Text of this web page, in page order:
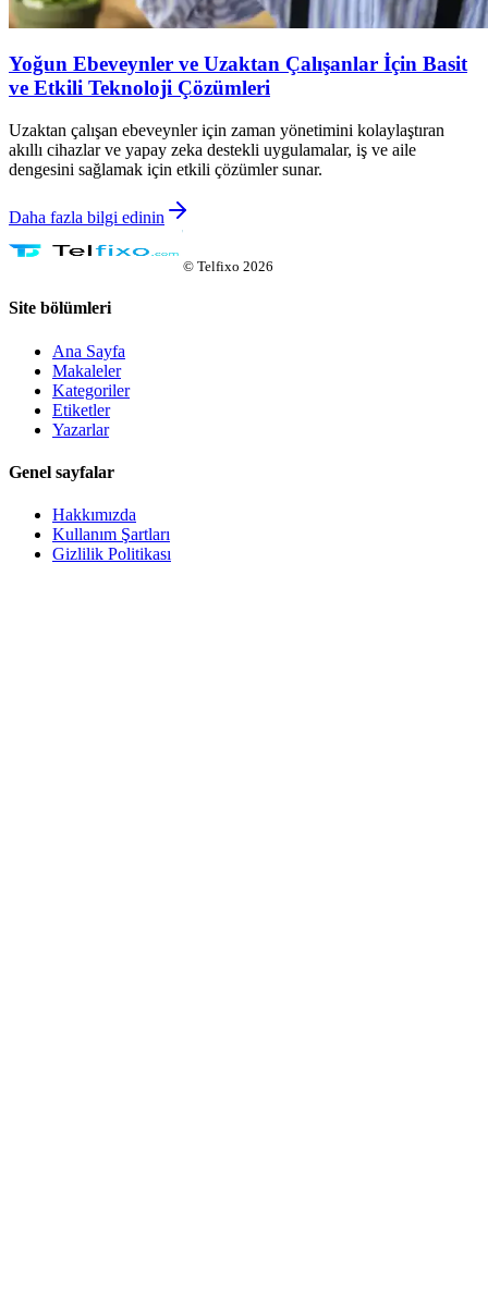
Yoğun Ebeveynler ve Uzaktan Çalışanlar İçin Basit
ve Etkili Teknoloji Çözümleri
Uzaktan çalışan ebeveynler için zaman yönetimini kolaylaştıran
akıllı cihazlar ve yapay zeka destekli uygulamalar, iş ve aile
dengesini sağlamak için etkili çözümler sunar.
Daha fazla bilgi edinin
© Telfixo 2026
Site bölümleri
Ana Sayfa
Makaleler
Kategoriler
Etiketler
Yazarlar
Genel sayfalar
Hakkımızda
Kullanım Şartları
Gizlilik Politikası